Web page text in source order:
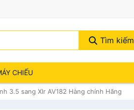
Tìm kiếm
CHIẾU
3.5 sang Xlr AV182 Hàng chính Hãng